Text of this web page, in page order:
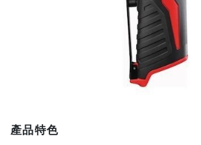
產品特色